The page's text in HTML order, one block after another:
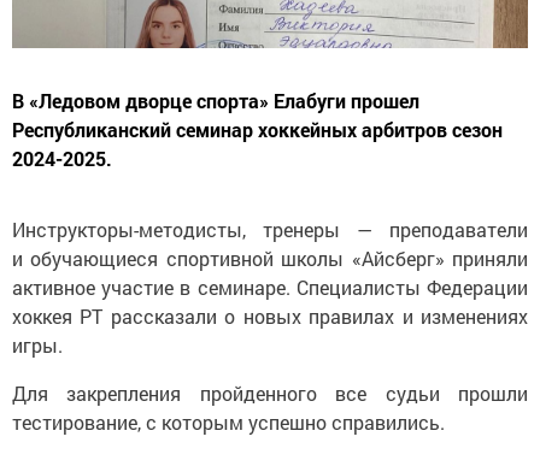
В «Ледовом дворце спорта» Елабуги прошел
Республиканский семинар хоккейных арбитров сезон
2024-2025.
Инструкторы-методисты, тренеры — преподаватели
и обучающиеся спортивной школы «Айсберг» приняли
активное участие в семинаре. Специалисты Федерации
хоккея РТ рассказали о новых правилах и изменениях
игры.
Для закрепления пройденного все судьи прошли
тестирование, с которым успешно справились.